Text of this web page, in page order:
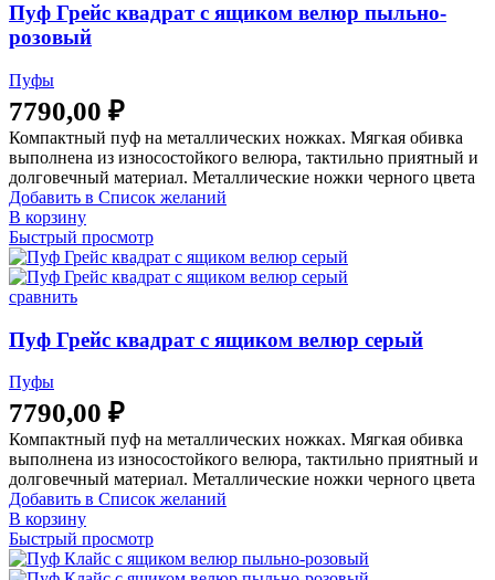
Пуф Грейс квадрат с ящиком велюр пыльно-
розовый
Пуфы
7790,00 ₽
Компактный пуф на металлических ножках. Мягкая обивка
выполнена из износостойкого велюра, тактильно приятный и
долговечный материал. Металлические ножки черного цвета
Добавить в Список желаний
В корзину
Быстрый просмотр
сравнить
Пуф Грейс квадрат с ящиком велюр серый
Пуфы
7790,00 ₽
Компактный пуф на металлических ножках. Мягкая обивка
выполнена из износостойкого велюра, тактильно приятный и
долговечный материал. Металлические ножки черного цвета
Добавить в Список желаний
В корзину
Быстрый просмотр